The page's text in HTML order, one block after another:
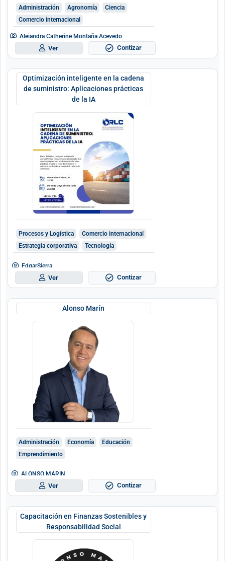
Administración Agronomía
Ciencia
Comercio internacional
Alejandra Catherine Montaña Acevedo
Ver Contizar
Optimización inteligente en la cadena
de suministro: Aplicaciones prácticas
de la IA
Procesos y Logística
Comercio internacional
Estrategia corporativa
Tecnología
EdgarSierra
Ver Contizar
Alonso Marín
Administración Economía
Educación
Emprendimiento
ALONSO MARIN
Ver Contizar
Capacitación en Finanzas Sostenibles y
Responsabilidad Social